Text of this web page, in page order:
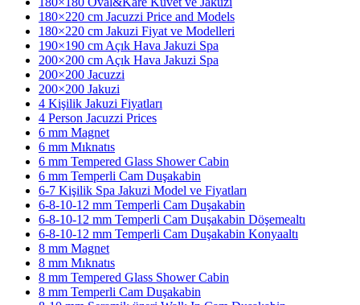
180×220 cm Jacuzzi Price and Models
180×220 cm Jakuzi Fiyat ve Modelleri
190×190 cm Açık Hava Jakuzi Spa
200×200 cm Açık Hava Jakuzi Spa
200×200 Jacuzzi
200×200 Jakuzi
4 Kişilik Jakuzi Fiyatları
4 Person Jacuzzi Prices
6 mm Magnet
6 mm Mıknatıs
6 mm Tempered Glass Shower Cabin
6 mm Temperli Cam Duşakabin
6-7 Kişilik Spa Jakuzi Model ve Fiyatları
6-8-10-12 mm Temperli Cam Duşakabin
6-8-10-12 mm Temperli Cam Duşakabin Döşemealtı
6-8-10-12 mm Temperli Cam Duşakabin Konyaaltı
8 mm Magnet
8 mm Mıknatıs
8 mm Tempered Glass Shower Cabin
8 mm Temperli Cam Duşakabin